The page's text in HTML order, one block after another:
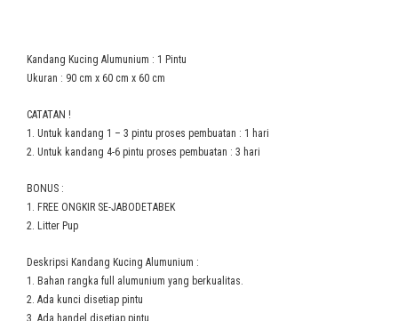
Kandang Kucing Alumunium : 1 Pintu
Ukuran : 90 cm x 60 cm x 60 cm
CATATAN !
1. Untuk kandang 1 – 3 pintu proses pembuatan : 1 hari
2. Untuk kandang 4-6 pintu proses pembuatan : 3 hari
BONUS :
1. FREE ONGKIR SE-JABODETABEK
2. Litter Pup
Deskripsi Kandang Kucing Alumunium :
1. Bahan rangka full alumunium yang berkualitas.
2. Ada kunci disetiap pintu
3. Ada handel disetiap pintu